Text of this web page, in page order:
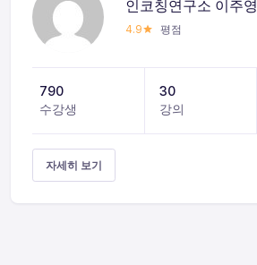
인코칭연구소 이주영
4.9 평점
790
수강생
30
강의
자세히 보기